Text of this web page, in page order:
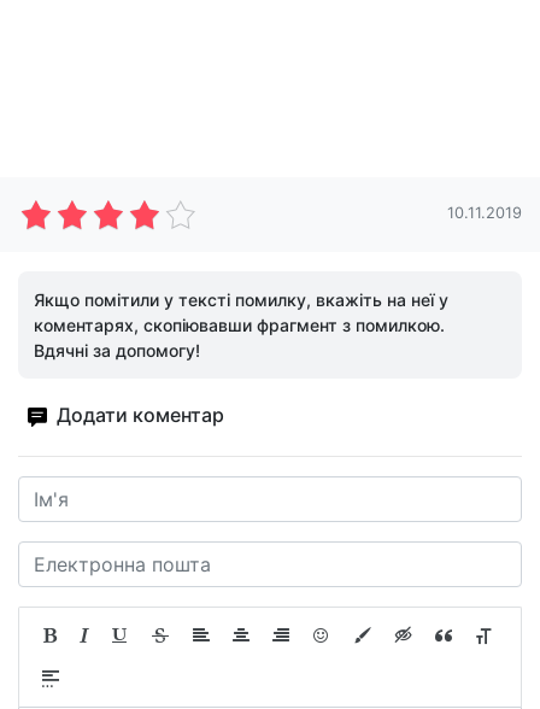
10.11.2019
Якщо помітили у тексті помилку, вкажіть на неї у
коментарях, скопіювавши фрагмент з помилкою.
Вдячні за допомогу!
Додати коментар